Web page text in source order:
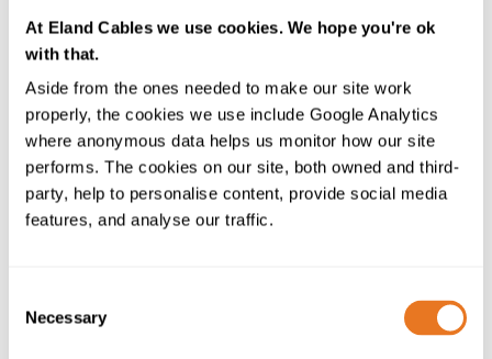
At Eland Cables we use cookies. We hope you're ok
with that.
Aside from the ones needed to make our site work
properly, the cookies we use include Google Analytics
where anonymous data helps us monitor how our site
performs. The cookies on our site, both owned and third-
party, help to personalise content, provide social media
features, and analyse our traffic.
Selection
Necessary
aeroespaciais, de defesa, industriais e de alta
tecnologia hoje. Os fabricantes são capazes de tirar
mais proveito da sua capacidade produtiva e utilizar a
aprendizagem automática para ajudar a otimizar a
melhor combinação possível de máquinas, pessoal e
fornecedores.
Tudo isso parece entusiasmante, mas a explosão da
lidar com o volume de trabalho. Estes computadores
são semelhantes aos sistemas de computação de alto